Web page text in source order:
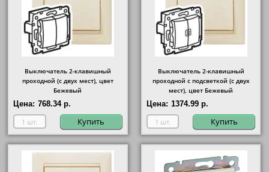
Выключатель 2-клавишный
проходной (с двух мест), цвет
Бежевый
Цена: 768.34 р.
Купить
Выключатель 2-клавишный
проходной с подсветкой (с двух
мест), цвет Бежевый
Цена: 1374.99 р.
Купить